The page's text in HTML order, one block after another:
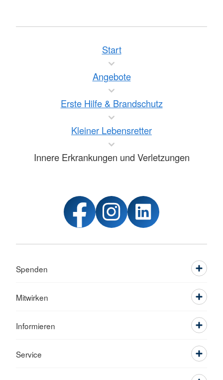
Start
Angebote
Erste Hilfe & Brandschutz
Kleiner Lebensretter
Innere Erkrankungen und Verletzungen
Spenden
Mitwirken
Informieren
Service